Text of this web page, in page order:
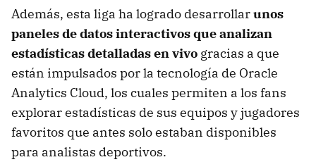
Además, esta liga ha logrado desarrollarunos
paneles de datos interactivos que analizan
estadísticas detalladas en vivo gracias a que
están impulsados por la tecnología de Oracle
Analytics Cloud, los cuales permiten a los fans
explorar estadísticas de sus equipos y jugadores
favoritos que antes solo estaban disponibles
para analistas deportivos.